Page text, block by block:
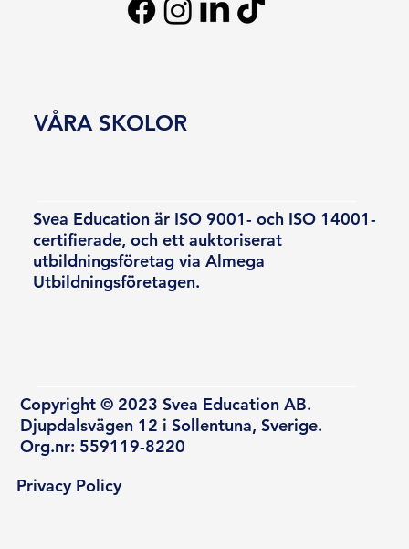
Svea Education är ISO 9001- och ISO 14001-
certifierade, och ett auktoriserat
utbildningsföretag via Almega
Utbildningsföretagen.
Copyright © 2023 Svea Education AB.
Djupdalsvägen 12 i Sollentuna, Sverige.
Org.nr: 559119-8220
VÅRA SKOLOR
Privacy Policy